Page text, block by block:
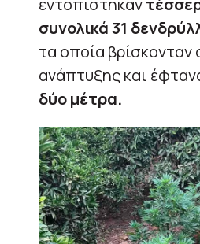
εντοπίστηκαν
συνολικά 31
τα οποία βρίσκονταν
ανάπτυξης και
δύο μέτρα.